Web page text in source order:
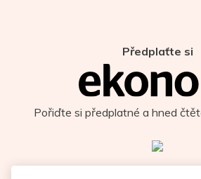
Předplaťte si
Pořiďte si předplatné a hned